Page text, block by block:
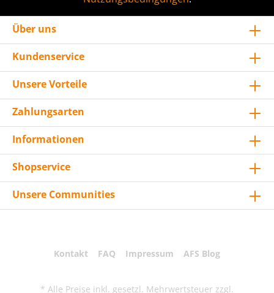
Über uns
Kundenservice
Unsere Vorteile
Zahlungsarten
Informationen
Shopservice
Unsere Communities
Kontakt FAQ Impressum AFS Blog
* Alle Preise inkl. gesetzl. Mehrwertsteuer zzgl.